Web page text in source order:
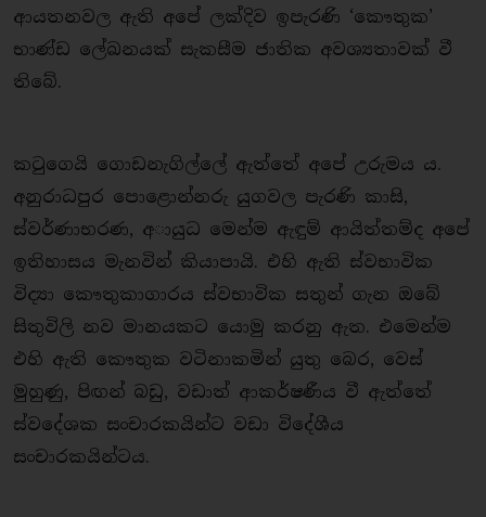
ආයතනවල ඇති අපේ ලක්දිව ඉපැරණි ‘කෞතුක’
භාණ්ඩ ලේඛනයක් සැකසීම ජාතික අවශ්‍යතාවක් වී
තිබේ.
කටුගෙයි ගොඩනැගිල්ලේ ඇත්තේ අපේ උරුමය ය.
අනුරාධපුර පොළොන්නරු යුගවල පැරණි කාසි,
ස්වර්ණාභරණ, අායුධ මෙන්ම ඇඳුම් ආයිත්තම්ද අපේ
ඉතිහාසය මැනවින් කියාපායි. එහි ඇති ස්වභාවික
විද්‍යා කෞතුකාගාරය ස්වභාවික සතුන් ගැන ඔබේ
සිතුවිලි නව මානයකට යොමු කරනු ඇත. එමෙන්ම
එහි ඇති කෞතුක වටිනාකමින් යුතු බෙර, වෙස්
මුහුණු, පිඟන් බඩු, වඩාත් ආකර්ෂණීය වී ඇත්තේ
ස්වදේශක සංචාරකයින්ට වඩා විදේශීය
සංචාරකයින්ටය.